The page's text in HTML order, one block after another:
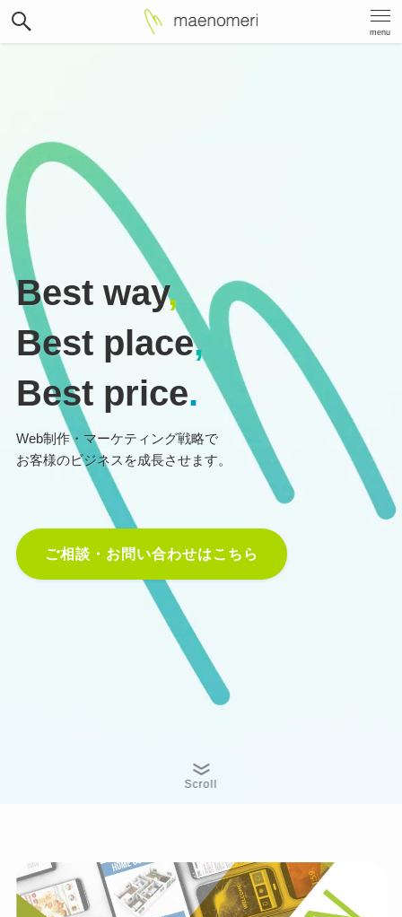
menu
Best way,
Best place,
Best price.
Web制作・マーケティング戦略で
お客様のビジネスを成長させます。
ご相談・お問い合わせはこちら
Scroll